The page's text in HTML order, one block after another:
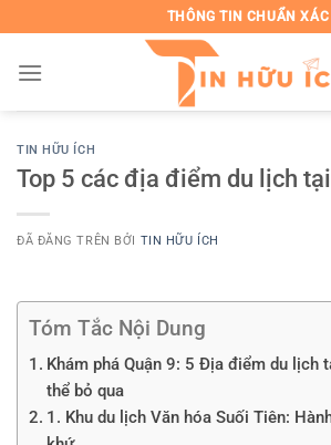
đến
nội
THÔNG TIN CHUẨN XÁC
TIN HỮU ÍCH
Top 5 các địa điểm du lịch
ĐÃ ĐĂNG TRÊN BỞI TIN HỮU ÍCH
Tóm Tắc Nội Dung
Khám phá Quận 9: 5 Địa điểm du lịch
thể bỏ qua
1. Khu du lịch Văn hóa Suối Tiên: